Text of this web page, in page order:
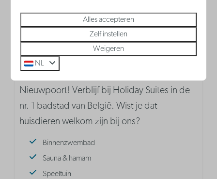
Nieuwpoort! Verblijf bij Holiday Suites in de
nr. 1 badstad van België. Wist je dat
huisdieren welkom zijn bij ons?
Binnenzwembad
Sauna & hamam
Speeltuin
Alles accepteren
Zelf instellen
Weigeren
NL